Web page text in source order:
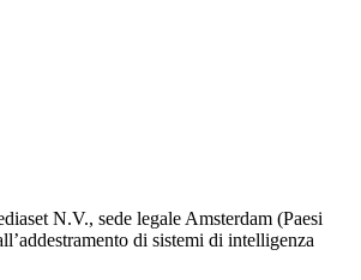
N.V., sede legale Amsterdam (Paesi
di sistemi di intelligenza